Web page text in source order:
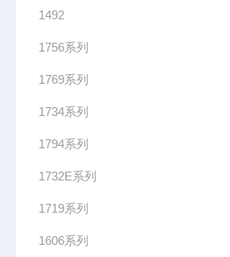
1492
1756系列
1769系列
1734系列
1794系列
1732E系列
1719系列
1606系列